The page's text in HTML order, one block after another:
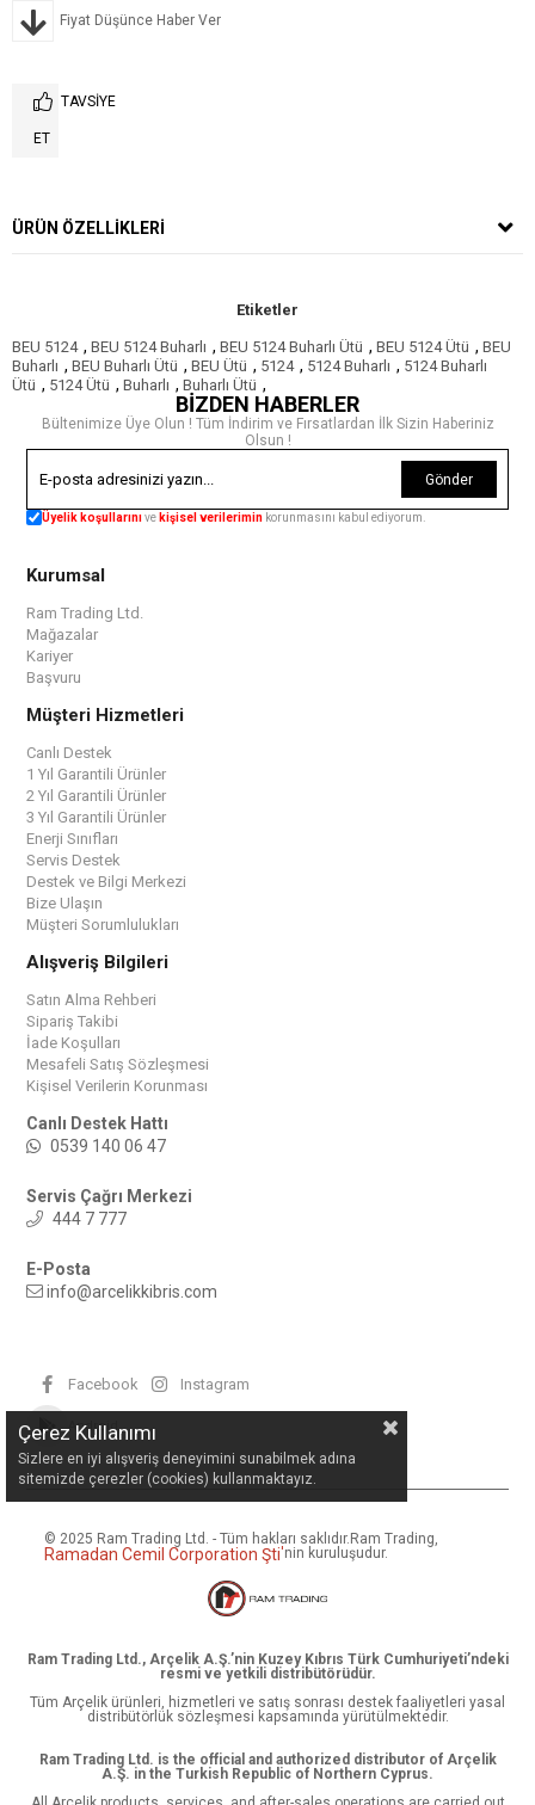
Fiyat Düşünce Haber Ver
TAVSIYE
ET
ÜRÜN ÖZELLIKLERI
Etiketler
BEU 5124 , BEU 5124 Buharlı , BEU 5124 Buharlı Ütü , BEU 5124 Ütü , BEU
Buharlı , BEU Buharlı Ütü , BEU Ütü , 5124 , 5124 Buharlı , 5124 Buharlı
Ütü , 5124 Ütü , Buharlı , Buharlı Ütü ,
BİZDEN HABERLER
Bültenimize Üye Olun ! Tüm İndirim ve Fırsatlardan İlk Sizin Haberiniz
Olsun !
Gönder
Üyelik koşullarınıve kişisel verilerimin korunmasını kabul ediyorum.
Kurumsal
Ram Trading Ltd.
Mağazalar
Kariyer
Başvuru
Müşteri Hizmetleri
Canlı Destek
1 Yıl Garantili Ürünler
2 Yıl Garantili Ürünler
3 Yıl Garantili Ürünler
Enerji Sınıfları
Servis Destek
Destek ve Bilgi Merkezi
Bize Ulaşın
Müşteri Sorumlulukları
Alışveriş Bilgileri
Satın Alma Rehberi
Sipariş Takibi
İade Koşulları
Mesafeli Satış Sözleşmesi
Kişisel Verilerin Korunması
Canlı Destek Hattı
0539 140 06 47
Servis Çağrı Merkezi
444 7 777
E-Posta
info@arcelikkibris.com
Facebook Instagram
Android
© 2025 Ram Trading Ltd. - Tüm hakları saklıdır. Ram Trading,
Ramadan Cemil Corporation Şti'nin kuruluşudur.
Ram Trading Ltd., Arçelik A.Ş.’nin Kuzey Kıbrıs Türk Cumhuriyeti’ndeki
resmi ve yetkili distribütörüdür.
Tüm Arçelik ürünleri, hizmetleri ve satış sonrası destek faaliyetleri yasal
distribütörlük sözleşmesi kapsamında yürütülmektedir.
Ram Trading Ltd. is the official and authorized distributor of Arçelik
A.Ş. in the Turkish Republic of Northern Cyprus.
Çerez Kullanımı
Sizlere en iyi alışveriş deneyimini sunabilmek adına
sitemizde çerezler (cookies) kullanmaktayız.